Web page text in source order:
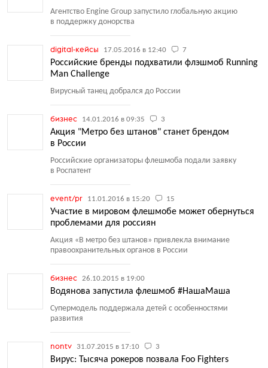
Агентство Engine Group запустило глобальную акцию
в поддержку донорства
digital-кейсы 17.05.2016 в 12:40 7
Российские бренды подхватили флэшмоб Running
Man Challenge
Вирусный танец добрался до России
бизнес 14.01.2016 в 09:35 3
Акция "Метро без штанов" станет брендом
в России
Российские организаторы флешмоба подали заявку
в Роспатент
event/pr 11.01.2016 в 15:20 15
Участие в мировом флешмобе может обернуться
проблемами для россиян
Акция «В метро без штанов» привлекла внимание
правоохранительных органов в России
бизнес 26.10.2015 в 19:00
Водянова запустила флешмоб #НашаМаша
Супермодель поддержала детей с особенностями
развития
nontv 31.07.2015 в 17:10 3
Вирус: Тысяча рокеров позвала Foo Fighters